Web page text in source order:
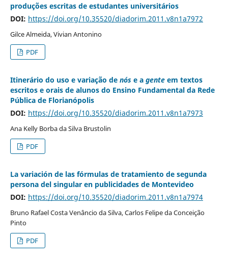
produções escritas de estudantes universitários
DOI: https://doi.org/10.35520/diadorim.2011.v8n1a7972
Gilce Almeida, Vivian Antonino
PDF
Itinerário do uso e variação de nóse a genteem textos
escritos e orais de alunos do Ensino Fundamental da Rede
Pública de Florianópolis
DOI: https://doi.org/10.35520/diadorim.2011.v8n1a7973
Ana Kelly Borba da Silva Brustolin
PDF
La variación de las fórmulas de tratamiento de segunda
persona del singular en publicidades de Montevideo
DOI: https://doi.org/10.35520/diadorim.2011.v8n1a7974
Bruno Rafael Costa Venâncio da Silva, Carlos Felipe da Conceição
Pinto
PDF